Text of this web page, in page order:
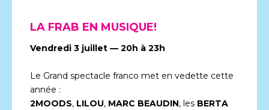
LA FRAB EN MUSIQUE!
Vendredi 3 juillet — 20h à 23h
Le Grand spectacle franco met en vedette cette
année :
2MOODS, LILOU, MARC BEAUDIN, les BERTA